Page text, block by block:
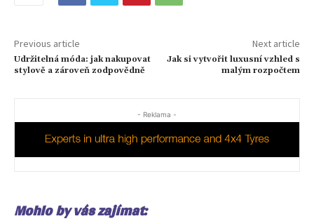
Previous article
Udržitelná móda: jak nakupovat
stylově a zároveň zodpovědně
Next article
Jak si vytvořit luxusní vzhled s
malým rozpočtem
- Reklama -
Mohlo by vás zajímat: